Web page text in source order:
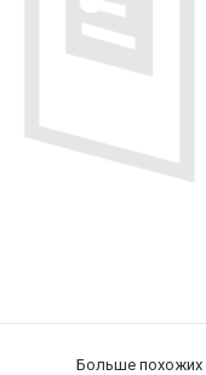
Больше похожих